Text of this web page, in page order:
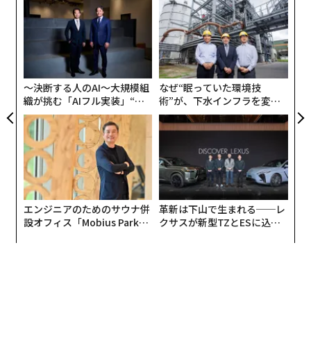
〜決断する人のAI〜大規模組
織が挑む「AIフル実装」“使
う”企業から“動く”企業へ【N
TTドコモビジネス×PwC】
なぜ“眠っていた環境技
術”が、下水インフラを変え
たのか──産総研×月島JFE
アクアソリューションの10年
エンジニアのためのサウナ併
設オフィス「Mobius Park」
革新は下山で生まれる──レ
クサスが新型TZとESに込め